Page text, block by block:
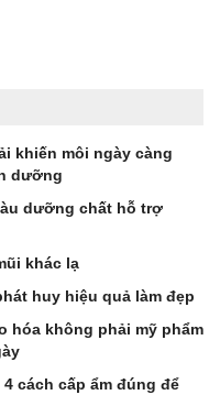
khiến môi ngày càng
dưỡng
dưỡng chất hỗ trợ
khác lạ
huy hiệu quả làm đẹp
hóa không phải mỹ phẩm
cách cấp ẩm đúng để